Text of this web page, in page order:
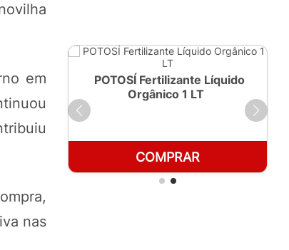
em
nas
POTOSÍ Fertilizante Líquido
Orgânico 1 LT
COMPRAR